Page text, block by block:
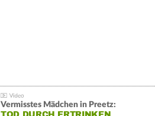
Vermisstes Mädchen in Preetz: